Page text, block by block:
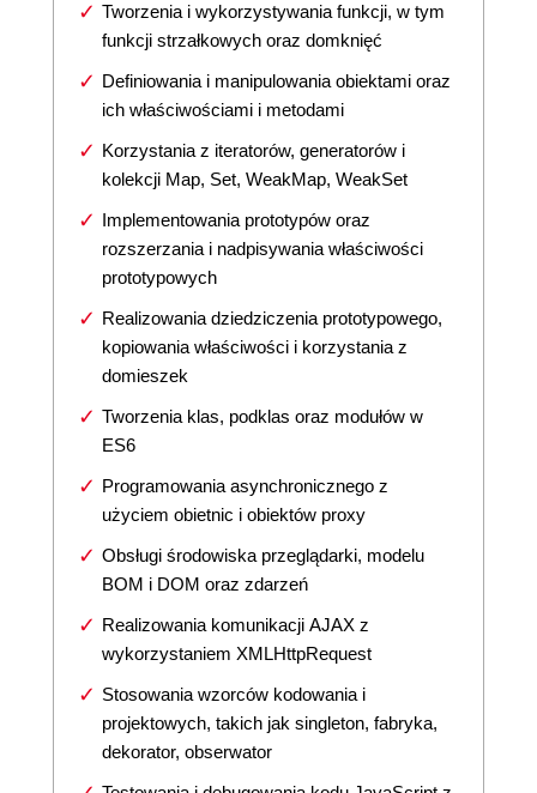
Tworzenia i wykorzystywania funkcji, w tym
funkcji strzałkowych oraz domknięć
Definiowania i manipulowania obiektami oraz
ich właściwościami i metodami
Korzystania z iteratorów, generatorów i
kolekcji Map, Set, WeakMap, WeakSet
Implementowania prototypów oraz
rozszerzania i nadpisywania właściwości
prototypowych
Realizowania dziedziczenia prototypowego,
kopiowania właściwości i korzystania z
domieszek
Tworzenia klas, podklas oraz modułów w
ES6
Programowania asynchronicznego z
użyciem obietnic i obiektów proxy
Obsługi środowiska przeglądarki, modelu
BOM i DOM oraz zdarzeń
Realizowania komunikacji AJAX z
wykorzystaniem XMLHttpRequest
Stosowania wzorców kodowania i
projektowych, takich jak singleton, fabryka,
dekorator, obserwator